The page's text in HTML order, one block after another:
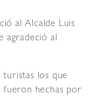
al Alcalde Luis
agradeció al
turistas los que
fueron hechas por